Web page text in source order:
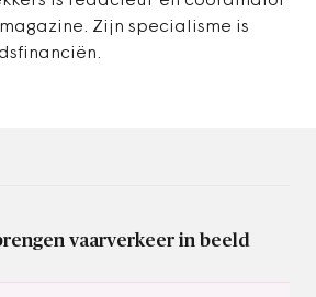
Zijn specialisme is
vaarverkeer in beeld